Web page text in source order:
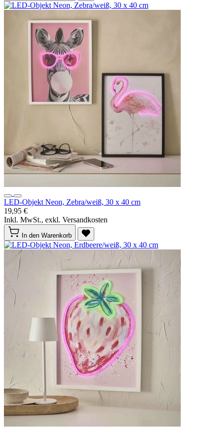
LED-Objekt Neon, Zebra/weiß, 30 x 40 cm
19,95 €
Inkl. MwSt., exkl. Versandkosten
In den Warenkorb